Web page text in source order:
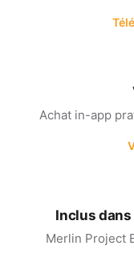
Achat in-app
Inclus
Merlin Project